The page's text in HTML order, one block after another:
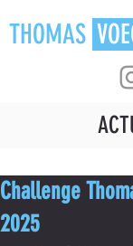
THOMAS
Challenge
2025